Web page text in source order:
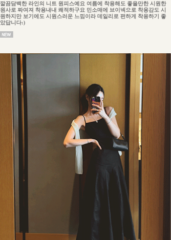
깔끔담백한 라인의 니트 원피스예요 여름에 착용해도 좋을만한 시원한
원사로 짜여져 착용내내 쾌적하구요 민소매에 브이넥으로 착용감도 시
원하지만 보기에도 시원스러운 느낌이라 데일리로 편하게 착용하기 좋
았답니다:)